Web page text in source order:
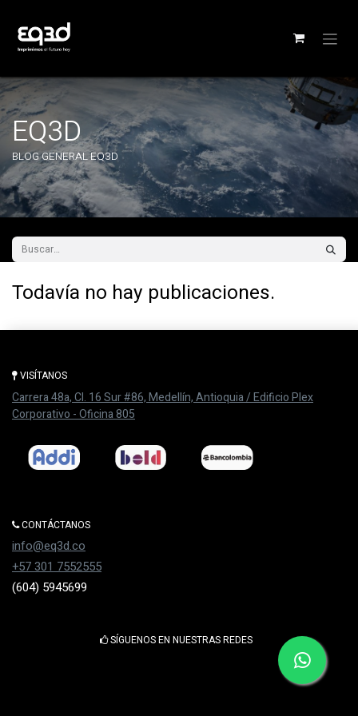
EQ3D
BLOG GENERAL EQ3D
Todavía no hay publicaciones.
VISÍTANOS
Carrera 48a, Cl. 16 Sur #86, M​​edellín, Antioquia / Edificio Plex
Corporativo - Oficina 805
CONTÁCTANOS
info@eq3d.co
+57 301 7552555
(604) 5945699
SÍGUENOS EN NUESTRAS REDES